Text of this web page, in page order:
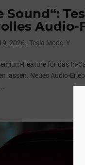
Sound“:
Audio-
2026 |Tesla Model Y
Feature für das In-
lassen. Neues Audio-